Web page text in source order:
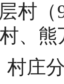
村（
、
村庄